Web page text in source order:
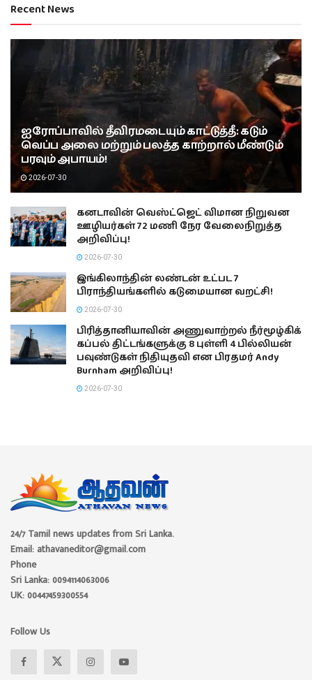
Recent News
ஐரோப்பாவில் தீவிரமடையும் காட்டுத்தீ: கடும்
வெப்ப அலை மற்றும் பலத்த காற்றால் மீண்டும்
பரவும் அபாயம்!
2026-07-30
கனடாவின் வெஸ்ட்ஜெட் விமான நிறுவன
ஊழியர்கள் 72 மணி நேர வேலைநிறுத்த
அறிவிப்பு!
2026-07-30
இங்கிலாந்தின் லண்டன் உட்பட 7
பிராந்தியங்களில் கடுமையான வறட்சி!
2026-07-30
பிரித்தானியாவின் அணுவாற்றல் நீர்மூழ்கிக்
கப்பல் திட்டங்களுக்கு 8 புள்ளி 4 பில்லியன்
பவுண்டுகள் நிதியுதவி என பிரதமர் Andy
Burnham அறிவிப்பு!
2026-07-30
24/7 Tamil news updates from Sri Lanka.
Email: athavaneditor@gmail.com
Phone
Sri Lanka: 0094114063006
UK: 00447459300554
Follow Us